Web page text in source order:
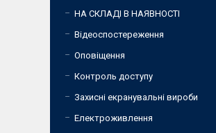
НА СКЛАДІ В НАЯВНОСТІ
Відеоспостереження
Оповіщення
Контроль доступу
Захисні екранувальні вироби
Електроживлення